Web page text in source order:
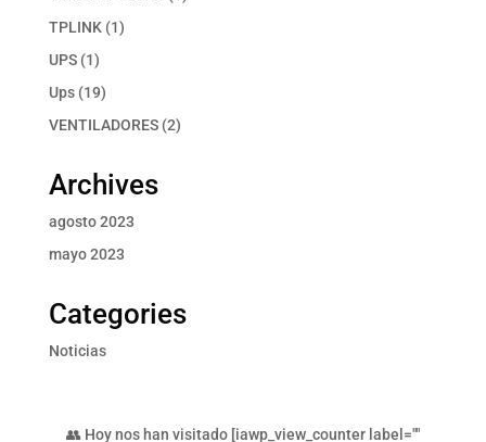
TPLINK 11
UPS 11
producto
Ups 1919
productos
VENTILADORES 22
Archives
agosto 2023
mayo 2023
Categories
Noticias
👥 Hoy nos han visitado [iawp_view_counter label=""